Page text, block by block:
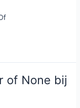
of None bij